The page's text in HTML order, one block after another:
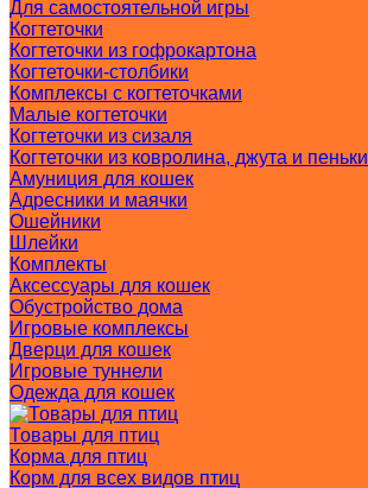
Для самостоятельной игры
Когтеточки
Когтеточки из гофрокартона
Когтеточки-столбики
Комплексы с когтеточками
Малые когтеточки
Когтеточки из сизаля
Когтеточки из ковролина, джута и пеньки
Амуниция для кошек
Адресники и маячки
Ошейники
Шлейки
Комплекты
Аксессуары для кошек
Обустройство дома
Игровые комплексы
Дверци для кошек
Игровые туннели
Одежда для кошек
Товары для птиц
Корма для птиц
Корм для всех видов птиц